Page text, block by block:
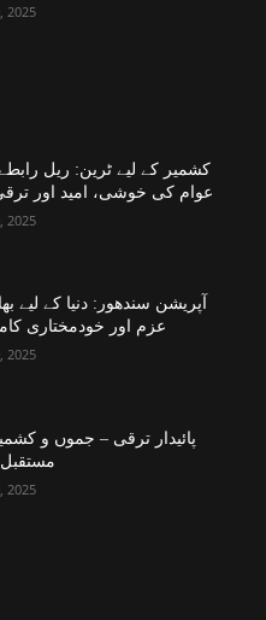
2025
کشمیر کے لیے ٹرین: ریل
عوام کی خوشی، امید اور
2025
آپریشن سندھور: دنیا کے لیے
عزم اور خودمختاری
2025
پائیدار ترقی – جموں و
2025